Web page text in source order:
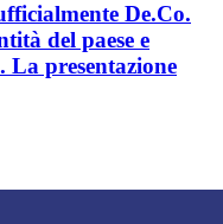
De.Co.
del paese e
La presentazione